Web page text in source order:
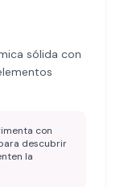
sólida con
con
descubrir
la